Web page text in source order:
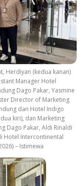
Herdiyan (kedua kanan)
Manager Hotel
Dago Pakar, Yasmine
Director of Marketing
dan Hotel Indigo
kiri), dan Marketing
Dago Pakar, Aldi Rinaldi
Hotel Intercontinental
– Istimewa